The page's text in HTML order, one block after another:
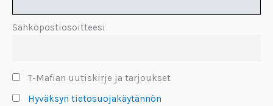
Sähköpostiosoitteesi
T-Mafian uutiskirje ja tarjoukset
Hyväksyn tietosuojakäytännön